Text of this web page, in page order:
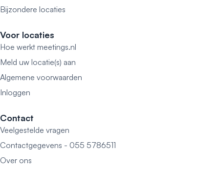
Bijzondere locaties
Voor locaties
Hoe werkt meetings.nl
Meld uw locatie(s) aan
Algemene voorwaarden
Inloggen
Contact
Veelgestelde vragen
Contactgegevens - 055 5786511
Over ons